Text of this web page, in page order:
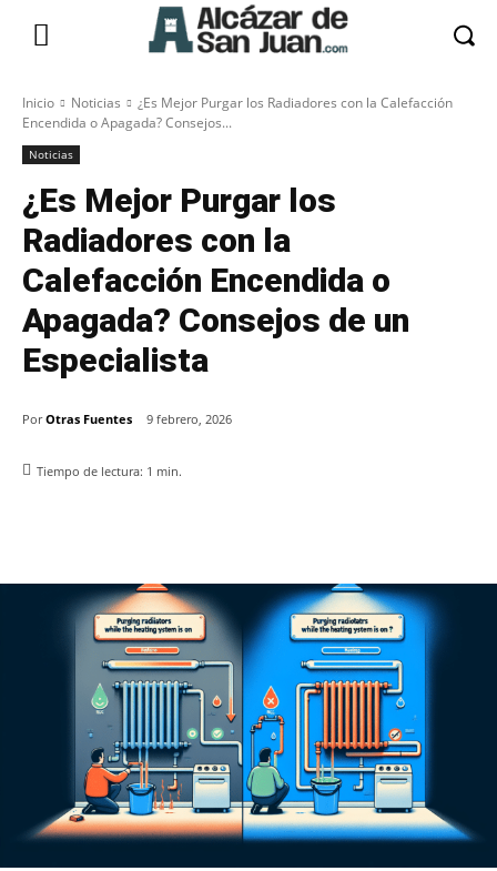
Inicio Noticias
¿Es Mejor Purgar los Radiadores con la Calefacción
Encendida o Apagada? Consejos...
Noticias
¿Es Mejor Purgar los
Radiadores con la
Calefacción Encendida o
Apagada? Consejos de un
Especialista
Por Otras Fuentes 9 febrero, 2026
Tiempo de lectura: 1 min.